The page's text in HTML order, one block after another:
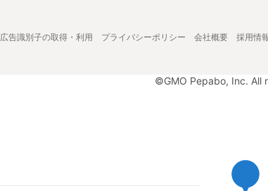
広告識別子の取得・利用 プライバシーポリシー 会社概要 採用情
©GMO Pepabo, Inc. All